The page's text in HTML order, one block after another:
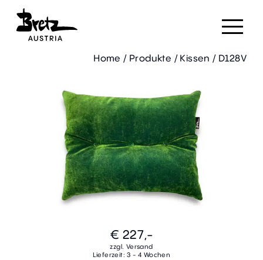
Home / Produkte / Kissen / D128V
€ 227,-
zzgl. Versand
Lieferzeit: 3 - 4 Wochen